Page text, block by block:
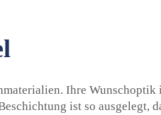
Ihre
ist so ausgelegt,